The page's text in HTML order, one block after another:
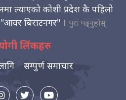
ल्याएको कोशी प्रदेश कै पहिलो
बिराटनगर" । पुरा पढ्नुहोस्
लिंकहरु
सम्पुर्ण समाचार